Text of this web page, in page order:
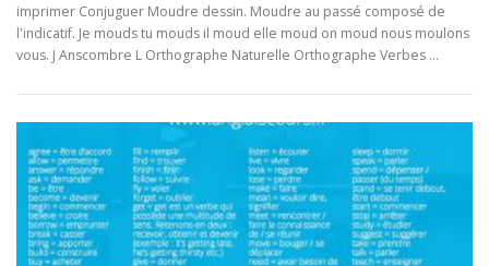
imprimer Conjuguer Moudre dessin. Moudre au passé composé de
l'indicatif. Je mouds tu mouds il moud elle moud on moud nous moulons
vous. J Anscombre L Orthographe Naturelle Orthographe Verbes …